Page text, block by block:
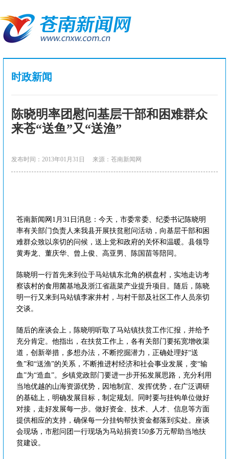
时政新闻
陈晓明率团慰问基层干部和困难群众
来苍“送鱼”又“送渔”
发布时间：2013年01月31日 来源：苍南新闻网
苍南新闻网1月31日消息：今天，市委常委、纪委书记陈晓明
率有关部门负责人来我县开展扶贫慰问活动，向基层干部和困
难群众致以亲切的问候，送上党和政府的关怀和温暖。县领导
黄寿龙、董庆华、曾上俊、高亚男、陈国苗等陪同。
陈晓明一行首先来到位于马站镇东北角的棋盘村，实地走访考
察该村的食用菌基地及浙江省蔬菜产业提升项目。随后，陈晓
明一行又来到马站镇李家井村，与村干部及社区工作人员亲切
交谈。
随后的座谈会上，陈晓明听取了马站镇扶贫工作汇报，并给予
充分肯定。他指出，在扶贫工作上，各有关部门要拓宽增收渠
道，创新举措，多想办法，不断挖掘潜力，正确处理好“送
鱼”和“送渔”的关系，不断推进村经济和社会事业发展，变“输
血”为“造血”。乡镇党政部门要进一步开拓发展思路，充分利用
当地优越的山海资源优势，因地制宜、发挥优势，在广泛调研
的基础上，明确发展目标，制定规划。同时要与挂钩单位做好
对接，走好发展每一步。做好资金、技术、人才、信息等方面
提供相应的支持，确保每一分挂钩帮扶资金都落到实处。座谈
会现场，市慰问团一行现场为马站捐资150多万元帮助当地扶
贫建设。